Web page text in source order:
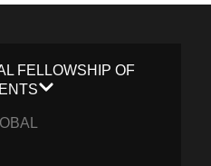
FELLOWSHIP OF